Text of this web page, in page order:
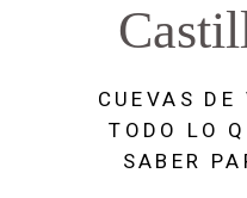
CUEVAS DE
TODO LO
SABER